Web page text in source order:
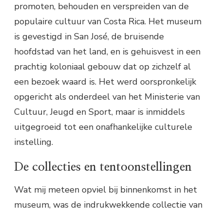
promoten, behouden en verspreiden van de
populaire cultuur van Costa Rica. Het museum
is gevestigd in San José, de bruisende
hoofdstad van het land, en is gehuisvest in een
prachtig koloniaal gebouw dat op zichzelf al
een bezoek waard is. Het werd oorspronkelijk
opgericht als onderdeel van het Ministerie van
Cultuur, Jeugd en Sport, maar is inmiddels
uitgegroeid tot een onafhankelijke culturele
instelling.
De collecties en tentoonstellingen
Wat mij meteen opviel bij binnenkomst in het
museum, was de indrukwekkende collectie van